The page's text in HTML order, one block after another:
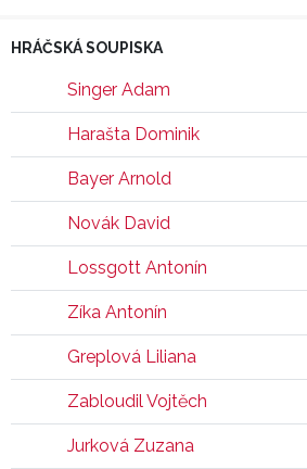
HRÁČSKÁ SOUPISKA
Singer Adam
Harašta Dominik
Bayer Arnold
Novák David
Lossgott Antonín
Zíka Antonín
Greplová Liliana
Zabloudil Vojtěch
Jurková Zuzana